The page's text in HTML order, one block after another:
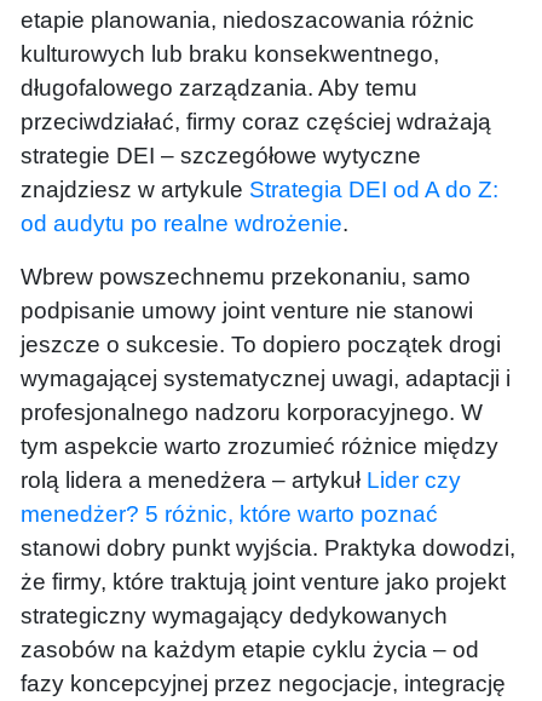
etapie planowania, niedoszacowania różnic
kulturowych lub braku konsekwentnego,
długofalowego zarządzania. Aby temu
przeciwdziałać, firmy coraz częściej wdrażają
strategie DEI – szczegółowe wytyczne
znajdziesz w artykule Strategia DEI od A do Z:
od audytu po realne wdrożenie.
Wbrew powszechnemu przekonaniu, samo
podpisanie umowy joint venture nie stanowi
jeszcze o sukcesie. To dopiero początek drogi
wymagającej systematycznej uwagi, adaptacji i
profesjonalnego nadzoru korporacyjnego. W
tym aspekcie warto zrozumieć różnice między
rolą lidera a menedżera – artykuł Lider czy
menedżer? 5 różnic, które warto poznać
stanowi dobry punkt wyjścia. Praktyka dowodzi,
że firmy, które traktują joint venture jako projekt
strategiczny wymagający dedykowanych
zasobów na każdym etapie cyklu życia – od
fazy koncepcyjnej przez negocjacje, integrację